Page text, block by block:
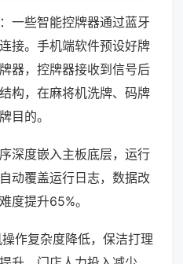
一些智能控牌器通过蓝牙
接。手机端软件预设好牌
器，控牌器接收到信号后
构，在麻将机洗牌、码牌
目的。
深度嵌入主板底层，运行
动覆盖运行日志，数据改
度提升65%。
作复杂度降低，保洁打理